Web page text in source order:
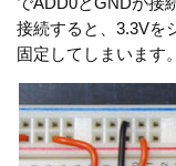
接続すると、3.3Vを
固定してしまいます。